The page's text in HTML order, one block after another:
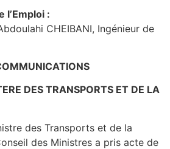
l’Emploi :
CHEIBANI, Ingénieur de
DES TRANSPORTS ET DE LA
des Transports et de la
des Ministres a pris acte de